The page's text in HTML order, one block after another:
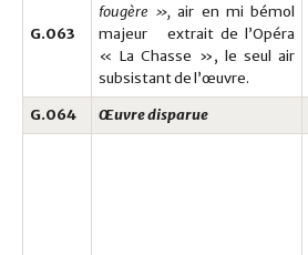
G.063
fougère », air en mi bémol
majeur extrait de l’Opéra
« La Chasse », le seul air
subsistant de l’œuvre.
G.064 Œuvre disparue